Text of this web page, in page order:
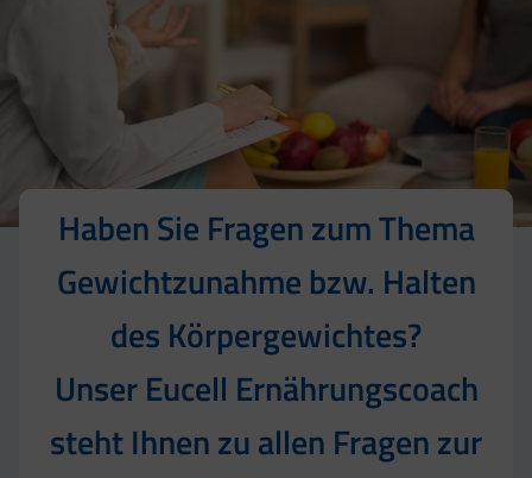
Haben Sie Fragen zum Thema
Gewichtzunahme bzw. Halten
des Körpergewichtes?
Unser Eucell Ernährungscoach
steht Ihnen zu allen Fragen zur